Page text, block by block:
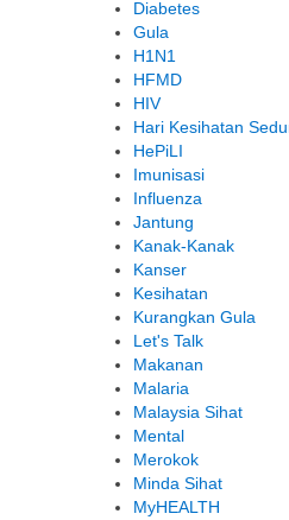
Diabetes
Gula
H1N1
HFMD
HIV
Hari Kesihatan
HePiLI
Imunisasi
Influenza
Jantung
Kanak-Kanak
Kanser
Kesihatan
Kurangkan Gula
Let's Talk
Makanan
Malaria
Malaysia Sihat
Mental
Merokok
Minda Sihat
MyHEALTH